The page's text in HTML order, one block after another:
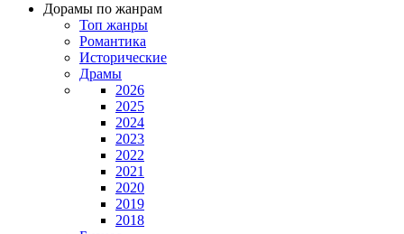
Дорамы по жанрам
Топ жанры
Романтика
Исторические
Драмы
2026
2025
2024
2023
2022
2021
2020
2019
2018